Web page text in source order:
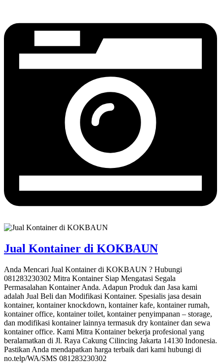
Jual Kontainer di KOKBAUN
Anda Mencari Jual Kontainer di KOKBAUN ? Hubungi
081283230302 Mitra Kontainer Siap Mengatasi Segala
Permasalahan Kontainer Anda. Adapun Produk dan Jasa kami
adalah Jual Beli dan Modifikasi Kontainer. Spesialis jasa desain
kontainer, kontainer knockdown, kontainer kafe, kontainer rumah,
kontainer office, kontainer toilet, kontainer penyimpanan – storage,
dan modifikasi kontainer lainnya termasuk dry kontainer dan sewa
kontainer office. Kami Mitra Kontainer bekerja profesional yang
beralamatkan di Jl. Raya Cakung Cilincing Jakarta 14130 Indonesia.
Pastikan Anda mendapatkan harga terbaik dari kami hubungi di
no.telp/WA/SMS 081283230302